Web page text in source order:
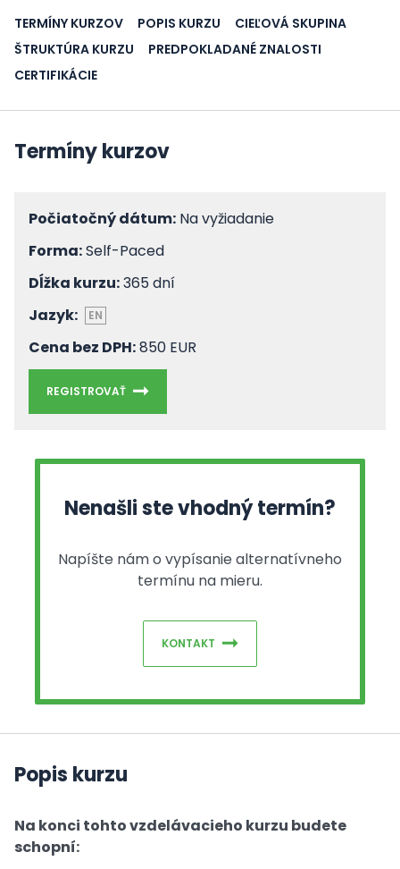
TERMÍNY KURZOV POPIS KURZU
CIEĽOVÁ SKUPINA
ŠTRUKTÚRA KURZU
PREDPOKLADANÉ ZNALOSTI
CERTIFIKÁCIE
Termíny kurzov
Počiatočný dátum: Na vyžiadanie
Forma:Self-Paced
Dĺžka kurzu:365 dní
Jazyk:
EN
Cena bez DPH:850 EUR
REGISTROVAŤ
Nenašli ste vhodný termín?
Napíšte nám o vypísanie alternatívneho
termínu na mieru.
KONTAKT
Popis kurzu
Na konci tohto vzdelávacieho kurzu budete
schopní: